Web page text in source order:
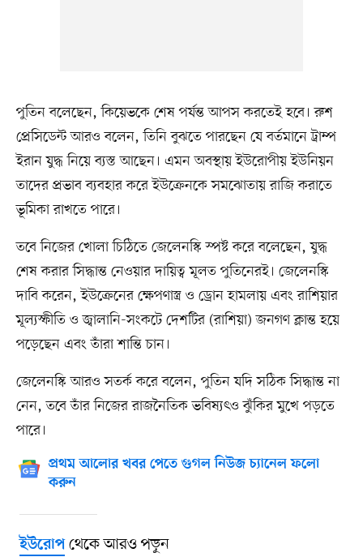
পুতিন বলেছেন, কিয়েভকে শেষ পর্যন্ত আপস করতেই হবে। রুশ
প্রেসিডেন্ট আরও বলেন, তিনি বুঝতে পারছেন যে বর্তমানে ট্রাম্প
ইরান যুদ্ধ নিয়ে ব্যস্ত আছেন। এমন অবস্থায় ইউরোপীয় ইউনিয়ন
তাদের প্রভাব ব্যবহার করে ইউক্রেনকে সমঝোতায় রাজি করাতে
ভূমিকা রাখতে পারে।
তবে নিজের খোলা চিঠিতে জেলেনস্কি স্পষ্ট করে বলেছেন, যুদ্ধ
শেষ করার সিদ্ধান্ত নেওয়ার দায়িত্ব মূলত পুতিনেরই। জেলেনস্কি
দাবি করেন, ইউক্রেনের ক্ষেপণাস্ত্র ও ড্রোন হামলায় এবং রাশিয়ার
মূল্যস্ফীতি ও জ্বালানি-সংকটে দেশটির (রাশিয়া) জনগণ ক্লান্ত হয়ে
পড়েছেন এবং তাঁরা শান্তি চান।
জেলেনস্কি আরও সতর্ক করে বলেন, পুতিন যদি সঠিক সিদ্ধান্ত না
নেন, তবে তাঁর নিজের রাজনৈতিক ভবিষ্যৎও ঝুঁকির মুখে পড়তে
পারে।
প্রথম আলোর খবর পেতে গুগল নিউজ চ্যানেল ফলো
করুন
ইউরোপথেকে আরও পড়ুন